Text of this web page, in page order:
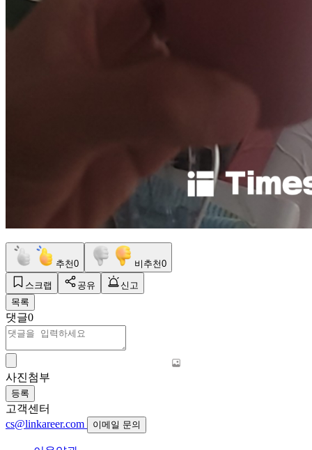
추천0 비추천0
스크랩 공유
신고
목록
댓글0
사진첨부
등록
고객센터
cs@linkareer.com
이메일 문의